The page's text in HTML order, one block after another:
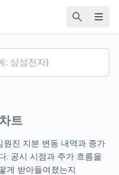
트
원진 지분 변동 내역과 종가
. 공시 시점과 주가 흐름을
게 받아들여졌는지